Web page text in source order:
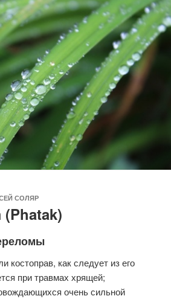
СОЛЯР
костоправ, как следует из его
при травмах хрящей;
очень сильной